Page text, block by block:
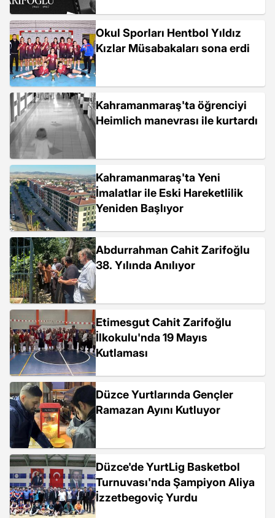
Okul Sporları Hentbol Yıldız
Kızlar Müsabakaları sona erdi
Kahramanmaraş'ta öğrenciyi
Heimlich manevrası ile kurtardı
Kahramanmaraş'ta Yeni
İmalatlar ile Eski Hareketlilik
Yeniden Başlıyor
Abdurrahman Cahit Zarifoğlu
38. Yılında Anılıyor
Etimesgut Cahit Zarifoğlu
İlkokulu'nda 19 Mayıs
Kutlaması
Düzce Yurtlarında Gençler
Ramazan Ayını Kutluyor
Düzce'de YurtLig Basketbol
Turnuvası'nda Şampiyon Aliya
İzzetbegoviç Yurdu